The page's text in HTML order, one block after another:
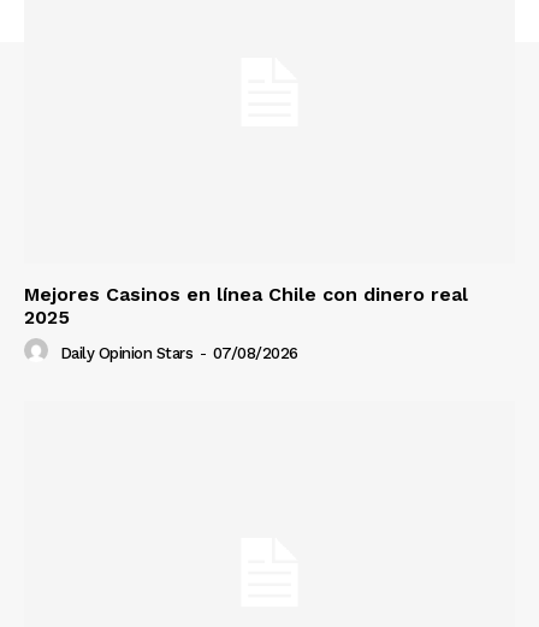
Mejores Casinos en línea Chile con dinero real
2025
Daily Opinion Stars - 07/08/2026